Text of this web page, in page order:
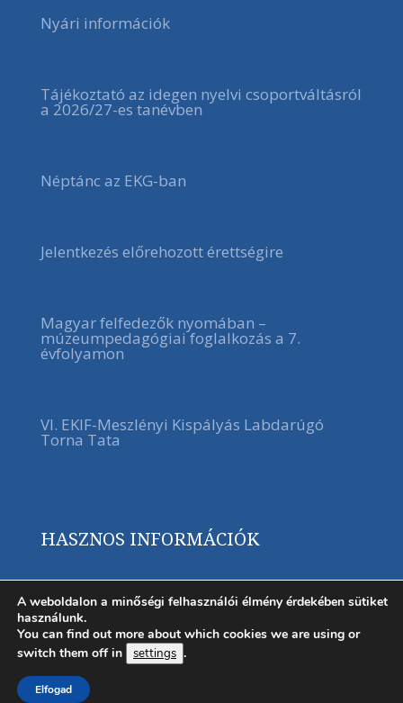
Nyári információk
Tájékoztató az idegen nyelvi csoportváltásról
a 2026/27-es tanévben
Néptánc az EKG-ban
Jelentkezés előrehozott érettségire
Magyar felfedezők nyomában –
múzeumpedagógiai foglalkozás a 7.
évfolyamon
VI. EKIF-Meszlényi Kispályás Labdarúgó
Torna Tata
HASZNOS INFORMÁCIÓK
A weboldalon a minőségi felhasználói élmény érdekében sütiket
használunk.
You can find out more about which cookies we are using or
switch them off in
settings .
Elfogad